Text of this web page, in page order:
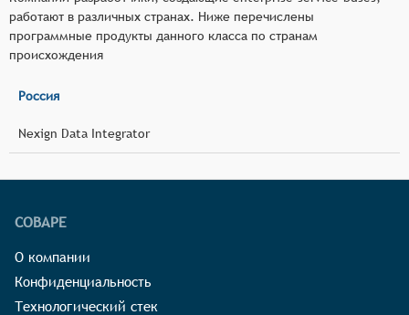
работают в различных странах. Ниже перечислены
программные продукты данного класса по странам
происхождения
Россия
Nexign Data Integrator
СОВАРЕ
О компании
Конфиденциальность
Технологический стек